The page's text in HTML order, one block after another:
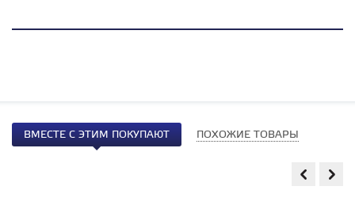
ВМЕСТЕ С ЭТИМ ПОКУПАЮТ ПОХОЖИЕ ТОВАРЫ